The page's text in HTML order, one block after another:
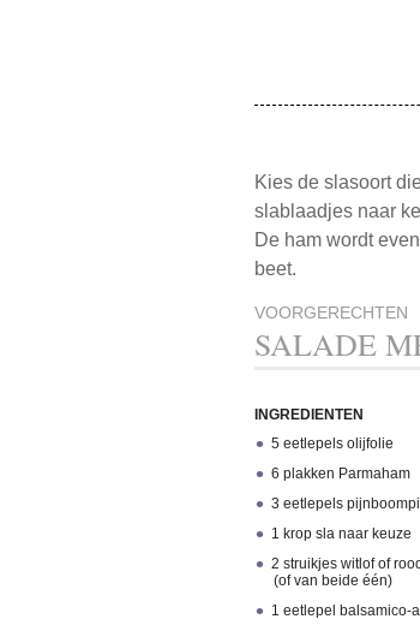
Kies de slasoort
slablaadjes naar
De ham wordt
beet.
VOORGERECHTEN
SALADE
INGREDIENTEN
5 eetlepels olijfolie
6 plakken Parmaham
3 eetlepels
1 krop sla naar keuze
2 struikjes witlof of
(of van beide één)
1 eetlepel balsamico-